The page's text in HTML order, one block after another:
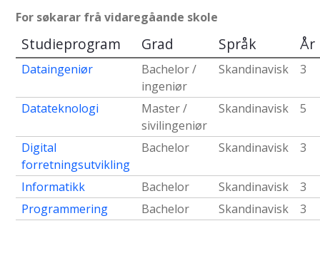
For søkarar frå vidaregåande skole
Studieprogram Grad Språk År
Dataingeniør
Bachelor /
ingeniør
Skandinavisk 3
Datateknologi
Master /
sivilingeniør
Skandinavisk 5
Digital
forretningsutvikling
Bachelor Skandinavisk 3
Informatikk Bachelor Skandinavisk
3
Programmering
Bachelor Skandinavisk 3